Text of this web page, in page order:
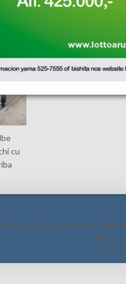
cu
Polis ta sigui cu control
riba quadracer y UTV te
hasta den areanan
offroad
di Prome Instancia
No ta